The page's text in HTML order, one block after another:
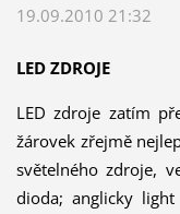
19.09.2010 21:32
LED ZDROJE
LED zdroje zatím
žárovek zřejmě
světelného zdroje,
dioda; anglicky